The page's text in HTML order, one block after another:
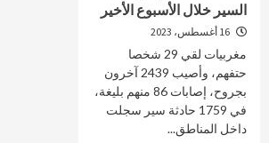
السير خلال الأسبوع الأخير
مغربيات لقي 29 شخصا
حتفهم، وأصيب 2439 آخرون
بجروح، إصابات 86 منهم بليغة،
في 1759 حادثة سير سجلت
داخل المناطق...